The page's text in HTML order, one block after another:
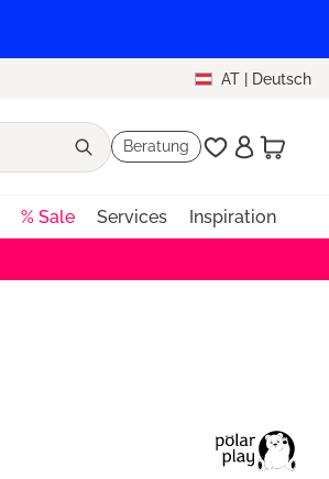
AT | Deutsch
Beratung
% Sale Services Inspiration